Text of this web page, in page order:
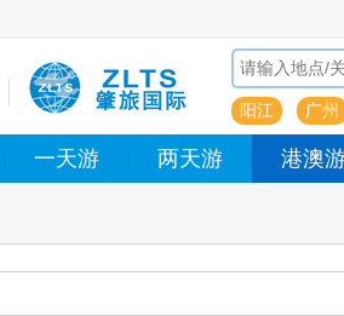
阳江 广州
一天游 两天游 港澳